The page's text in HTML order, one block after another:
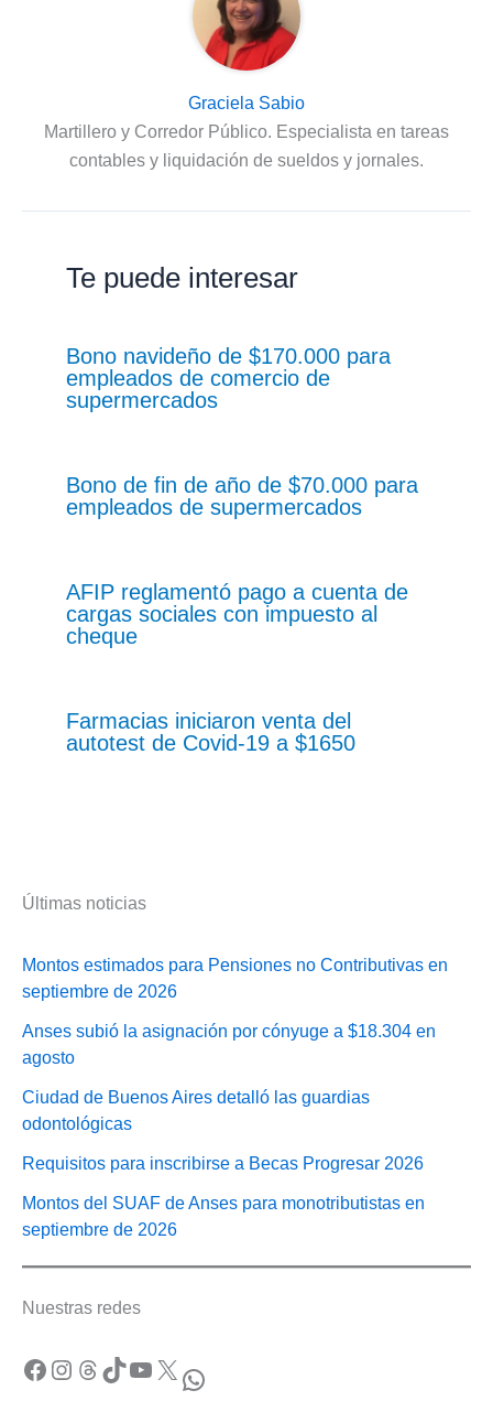
Graciela Sabio
Martillero y Corredor Público. Especialista en tareas
contables y liquidación de sueldos y jornales.
Te puede interesar
Bono navideño de $170.000 para
empleados de comercio de
supermercados
Bono de fin de año de $70.000 para
empleados de supermercados
AFIP reglamentó pago a cuenta de
cargas sociales con impuesto al
cheque
Farmacias iniciaron venta del
autotest de Covid-19 a $1650
Últimas noticias
Montos estimados para Pensiones no Contributivas en
septiembre de 2026
Anses subió la asignación por cónyuge a $18.304 en
agosto
Ciudad de Buenos Aires detalló las guardias
odontológicas
Requisitos para inscribirse a Becas Progresar 2026
Montos del SUAF de Anses para monotributistas en
septiembre de 2026
Nuestras redes
Facebook Instagram Threads TikTok YouTube X WhatsApp